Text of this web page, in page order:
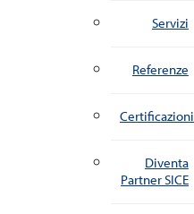
Servizi
Referenze
Certificazioni
Diventa
Partner SICE